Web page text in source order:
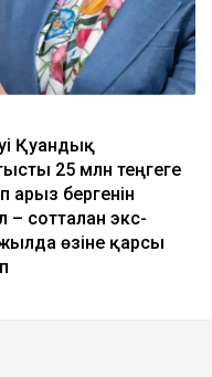
Қуандық
25 млн теңгеге
арыз бергенін
сотталған экс-
жылда өзіне қарсы